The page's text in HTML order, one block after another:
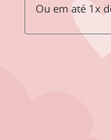
Ou em até 1x